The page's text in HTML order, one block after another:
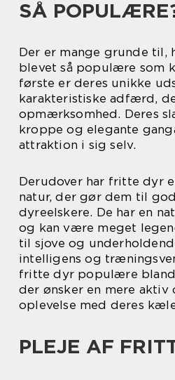
SÅ
Der er mange grunde
blevet så populære som
første er deres unikke
karakteristiske adfærd,
opmærksomhed. Deres
kroppe og elegante
attraktion i sig selv.
Derudover har fritte dyr
natur, der gør dem til
dyreelskere. De har en
og kan være meget
til sjove og
intelligens og
fritte dyr populære
der ønsker en mere aktiv
oplevelse med deres
PLEJE AF